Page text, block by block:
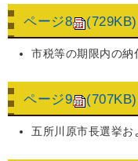
ページ8 (729KB)
市税等の期限内の納
ページ9 (707KB)
五所川原市長選挙お